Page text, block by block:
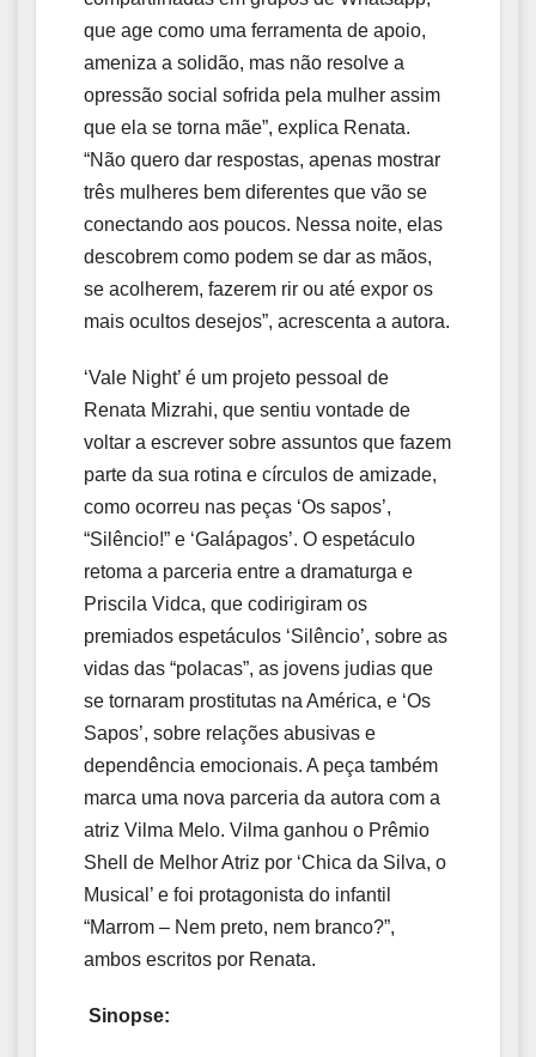
que age como uma ferramenta de apoio,
ameniza a solidão, mas não resolve a
opressão social sofrida pela mulher assim
que ela se torna mãe”, explica Renata.
“Não quero dar respostas, apenas mostrar
três mulheres bem diferentes que vão se
conectando aos poucos. Nessa noite, elas
descobrem como podem se dar as mãos,
se acolherem, fazerem rir ou até expor os
mais ocultos desejos”, acrescenta a autora.
‘Vale Night’ é um projeto pessoal de
Renata Mizrahi, que sentiu vontade de
voltar a escrever sobre assuntos que fazem
parte da sua rotina e círculos de amizade,
como ocorreu nas peças ‘Os sapos’,
“Silêncio!” e ‘Galápagos’. O espetáculo
retoma a parceria entre a dramaturga e
Priscila Vidca, que codirigiram os
premiados espetáculos ‘Silêncio’, sobre as
vidas das “polacas”, as jovens judias que
se tornaram prostitutas na América, e ‘Os
Sapos’, sobre relações abusivas e
dependência emocionais. A peça também
marca uma nova parceria da autora com a
atriz Vilma Melo. Vilma ganhou o Prêmio
Shell de Melhor Atriz por ‘Chica da Silva, o
Musical’ e foi protagonista do infantil
“Marrom – Nem preto, nem branco?”,
ambos escritos por Renata.
Sinopse: